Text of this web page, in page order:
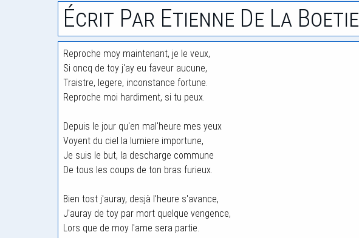
Écrit Par Etienne De La Boetie
Reproche moy maintenant, je le veux,
Si oncq de toy j'ay eu faveur aucune,
Traistre, legere, inconstance fortune.
Reproche moi hardiment, si tu peux.
Depuis le jour qu'en mal'heure mes yeux
Voyent du ciel la lumiere importune,
Je suis le but, la descharge commune
De tous les coups de ton bras furieux.
Bien tost j'auray, desjà l'heure s'avance,
J'auray de toy par mort quelque vengence,
Lors que de moy l'ame sera partie.